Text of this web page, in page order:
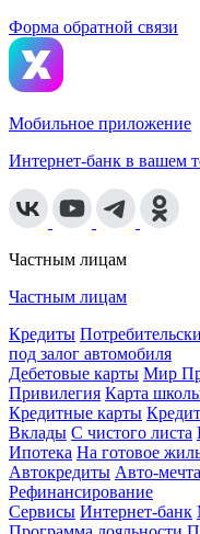
Форма обратной связи
Мобильное приложение
Интернет-банк в вашем
Частным лицам
Частным лицам
Кредиты
под залог автомобиля
Дебетовые карты Мир
Привилегия Карта
Кредитные карты
Вклады С чистого листа
Ипотека На готовое
Автокредиты Авто-мечта
Рефинансирование
Сервисы Интернет-банк